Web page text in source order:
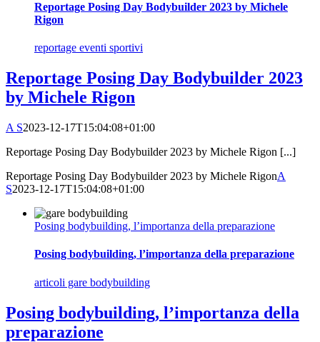
Reportage Posing Day Bodybuilder 2023 by Michele
Rigon
reportage eventi sportivi
Reportage Posing Day Bodybuilder 2023
by Michele Rigon
A S2023-12-17T15:04:08+01:00
Reportage Posing Day Bodybuilder 2023 by Michele Rigon [...]
Reportage Posing Day Bodybuilder 2023 by Michele RigonA
S2023-12-17T15:04:08+01:00
Posing bodybuilding, l’importanza della preparazione
Posing bodybuilding, l’importanza della preparazione
articoli gare bodybuilding
Posing bodybuilding, l’importanza della
preparazione